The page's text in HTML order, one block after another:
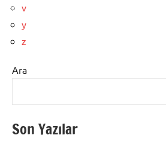
v
y
z
Ara
Son Yazılar